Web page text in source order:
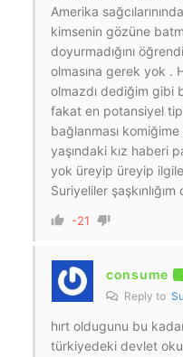
Amerika
kimsenin gözüne
doyurmadığını
olmasına gerek yok .
olmazdı dediğim gibi
fakat en potansiyel
bağlanması
yaşındaki kız haberi
yok üreyip üreyip
Suriyeliler şaşkınlığım
-21
consume
Reply to
hırt oldugunu bu
türkiyedeki devlet